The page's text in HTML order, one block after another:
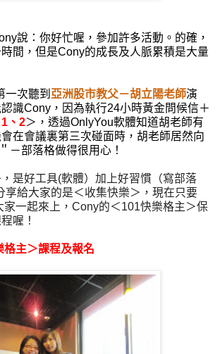
說：你好忙喔，參加許多活動。的確，
間，但是Cony的成長及人脈累積是大量
一次聽到 亞洲股市教父－胡立陽老師演
識Cony，因為執行24小時黃金問候信＋
1 、 2＞，透過OnlyYou軟體知道胡老師有
在會議裏第三次碰面時，胡老師居然向
－部落格做得很用心！
是好工具(軟體）加上好習慣（寫部落
享給大家的是＜收集快樂＞，現在只要
家一起來上，Cony的＜101快樂格主＞保
喔！
格主＞課程及報名